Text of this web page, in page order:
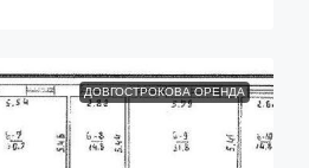
ДОВГОСТРОКОВА ОРЕНДА